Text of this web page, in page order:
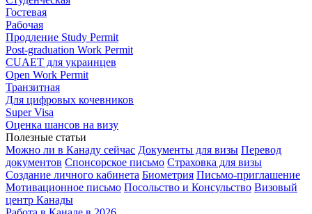
Гостевая
Рабочая
Продление Study Permit
Post-graduation Work Permit
CUAET для украинцев
Open Work Permit
Транзитная
Для цифровых кочевников
Super Visa
Оценка шансов на визу
Полезные статьи
Можно ли в Канаду сейчас Документы для визы Перевод
документов Спонсорское письмо Страховка для визы
Создание личного кабинета Биометрия Письмо-приглашение
Мотивационное письмо Посольство и Консульство Визовый
центр Канады